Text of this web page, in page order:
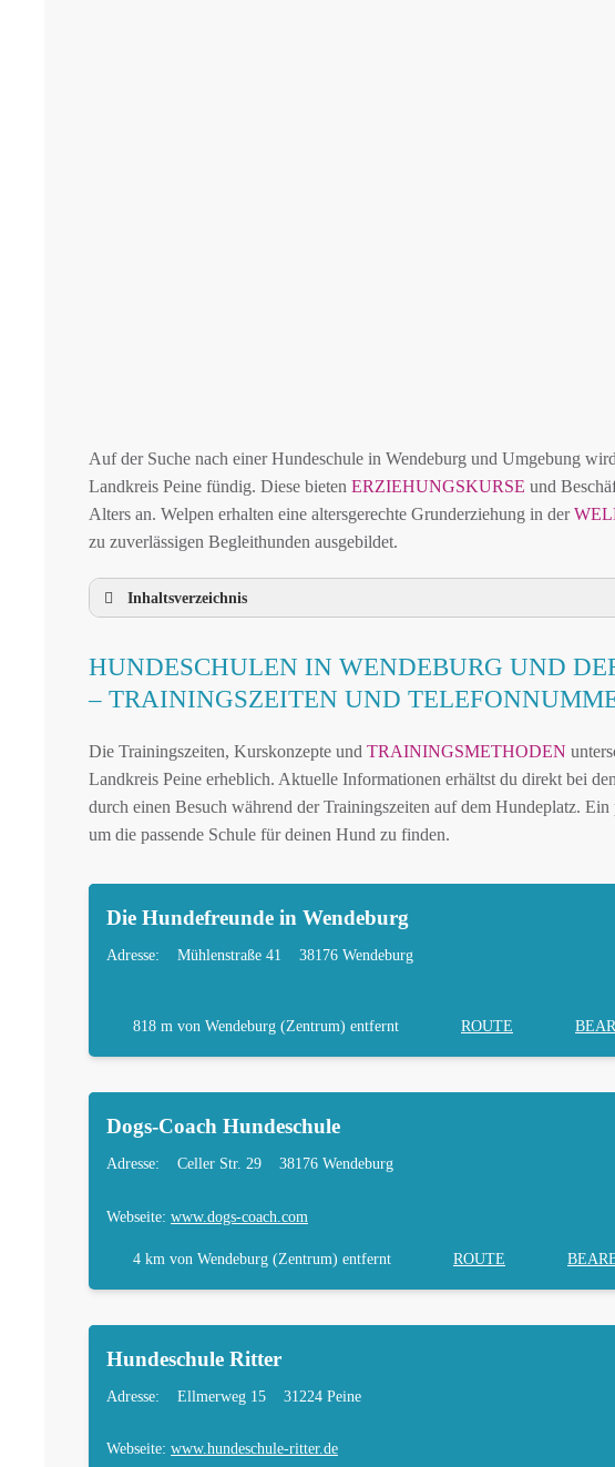
Auf der Suche nach einer Hundeschule in Wendeburg und Umgebung
Landkreis Peine fündig. Diese bieten ERZIEHUNGSKURSE und
Alters an. Welpen erhalten eine altersgerechte Grunderziehung in der
zu zuverlässigen Begleithunden ausgebildet.
Inhaltsverzeichnis
HUNDESCHULEN IN WENDEBURG UND DER
MOBILE HUNDETRAINER IN WENDEBURG UND
LEINENPFLICHT UND HUNDEGESETZE IN
HUNDEFREUNDLICHE ORTE UND FREILAUFFLÄCHEN
HUNDEFÜHRERSCHEIN FÜR DIE REGION LANDKREIS
HÄUFIGE FRAGEN ZUR HUNDESCHULE IN
TIERARZT UND NOTFALLTIERARZT IN WENDEBURG
HUNDESCHULEN IN WENDEBURG UND
– TRAININGSZEITEN UND
Die Trainingszeiten, Kurskonzepte und TRAININGSMETHODEN
Landkreis Peine erheblich. Aktuelle Informationen erhältst du direkt bei
durch einen Besuch während der Trainingszeiten auf dem Hundeplatz.
um die passende Schule für deinen Hund zu finden.
Die Hundefreunde in Wendeburg
Adresse: Mühlenstraße 41 38176 Wendeburg
818 m von Wendeburg (Zentrum) entfernt ROUTE
Dogs-Coach Hundeschule
Adresse: Celler Str. 29 38176 Wendeburg
Webseite: www.dogs-coach.com
4 km von Wendeburg (Zentrum) entfernt ROUTE
Hundeschule Ritter
Adresse: Ellmerweg 15 31224 Peine
Webseite: www.hundeschule-ritter.de